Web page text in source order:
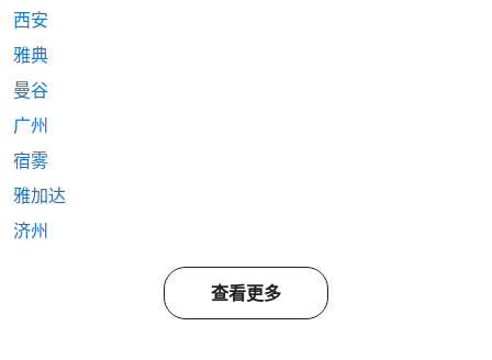
西安
雅典
曼谷
广州
宿雾
雅加达
济州
查看更多